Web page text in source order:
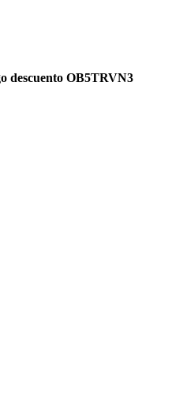
descuento OB5TRVN3